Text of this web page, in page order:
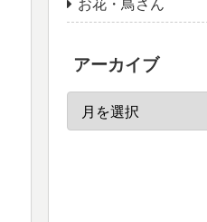
お花・鳥さん
アーカイブ